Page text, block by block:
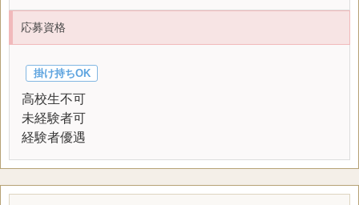
応募資格
掛け持ちOK
高校生不可
未経験者可
経験者優遇